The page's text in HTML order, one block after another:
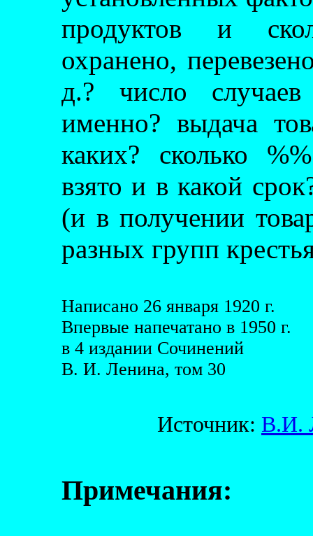
продуктов и
охранено,
д.? число
именно? выдача
каких? сколько
взято и в какой
(и в получении
разных групп
Написано 26 января 1920 г.
Впервые напечатано в 1950 г.
в 4 издании Сочинений
В. И. Ленина, том 30
Источник: В.И.
Примечания: